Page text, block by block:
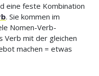
eine feste Kombination
. Sie kommen im
Nomen-Verb-
Verb mit der gleichen
machen = etwas